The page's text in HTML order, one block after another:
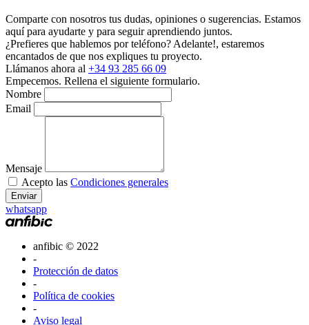
Comparte con nosotros tus dudas, opiniones o sugerencias. Estamos
aquí para ayudarte y para seguir aprendiendo juntos.
¿Prefieres que hablemos por teléfono? Adelante!, estaremos
encantados de que nos expliques tu proyecto.
Llámanos ahora al +34 93 285 66 09
Empecemos. Rellena el siguiente formulario.
Nombre
Email
Mensaje
Acepto las Condiciones generales
Enviar
whatsapp
anfibic © 2022
-
Protección de datos
-
Política de cookies
-
Aviso legal